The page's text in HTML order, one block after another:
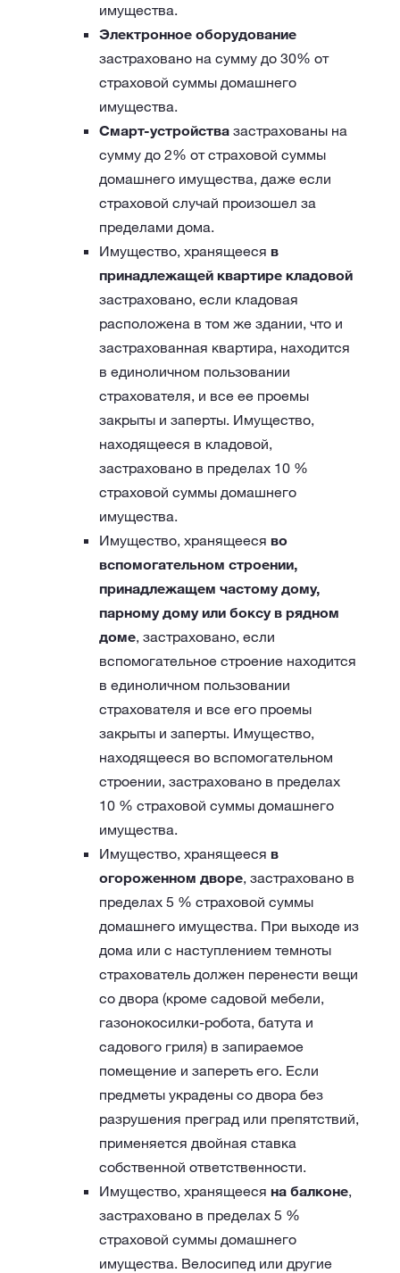
имущества.
Электронное оборудование
застраховано на сумму до 30% от
страховой суммы домашнего
имущества.
Смарт-устройства застрахованы на
сумму до 2% от страховой суммы
домашнего имущества, даже если
страховой случай произошел за
пределами дома.
Имущество, хранящееся в
принадлежащей квартире кладовой
застраховано, если кладовая
расположена в том же здании, что и
застрахованная квартира, находится
в единоличном пользовании
страхователя, и все ее проемы
закрыты и заперты. Имущество,
находящееся в кладовой,
застраховано в пределах 10 %
страховой суммы домашнего
имущества.
Имущество, хранящееся во
вспомогательном строении,
принадлежащем частому дому,
парному дому или боксу в рядном
доме, застраховано, если
вспомогательное строение находится
в единоличном пользовании
страхователя и все его проемы
закрыты и заперты. Имущество,
находящееся во вспомогательном
строении, застраховано в пределах
10 % страховой суммы домашнего
имущества.
Имущество, хранящееся в
огороженном дворе, застраховано в
пределах 5 % страховой суммы
домашнего имущества. При выходе из
дома или с наступлением темноты
страхователь должен перенести вещи
со двора (кроме садовой мебели,
газонокосилки-робота, батута и
садового гриля) в запираемое
помещение и запереть его. Если
предметы украдены со двора без
разрушения преград или препятствий,
применяется двойная ставка
собственной ответственности.
Имущество, хранящееся на балконе,
застраховано в пределах 5 %
страховой суммы домашнего
имущества. Велосипед или другие